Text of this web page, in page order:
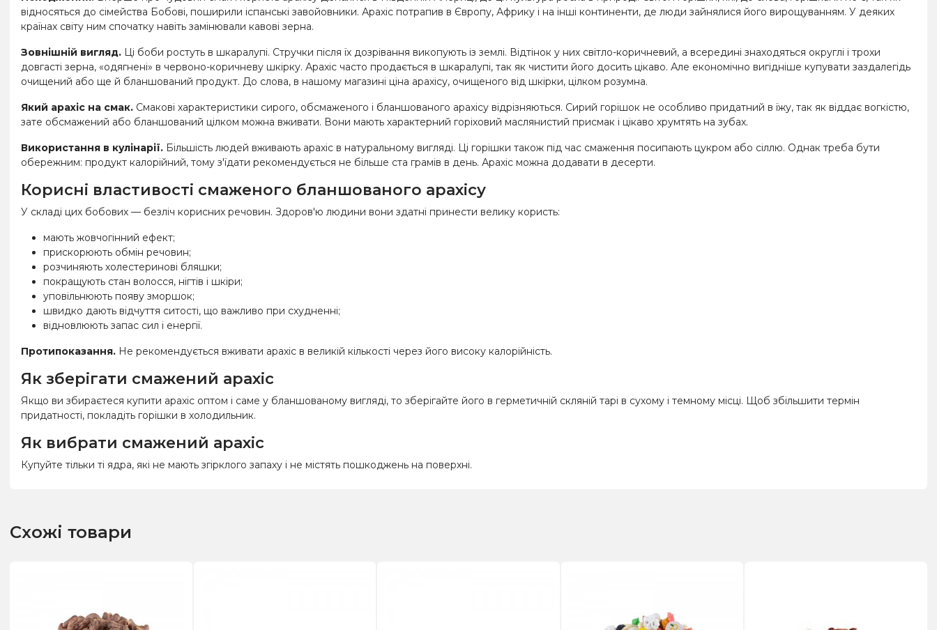
відносяться до сімейства Бобові, поширили іспанські завойовники. Арахіс потрапив в Європу, Африку і на інші континенти, де люди зайнялися його вирощуванням. У деяких
країнах світу ним спочатку навіть замінювали кавові зерна.
Зовнішній вигляд. Ці боби ростуть в шкаралупі. Стручки після їх дозрівання викопують із землі. Відтінок у них світло-коричневий, а всередині знаходяться округлі і трохи
довгасті зерна, «одягнені» в червоно-коричневу шкірку. Арахіс часто продається в шкаралупі, так як чистити його досить цікаво. Але економічно вигідніше купувати заздалегідь
очищений або ще й бланшований продукт. До слова, в нашому магазині ціна арахісу, очищеного від шкірки, цілком розумна.
Який арахіс на смак. Смакові характеристики сирого, обсмаженого і бланшованого арахісу відрізняються. Сирий горішок не особливо придатний в їжу, так як віддає вогкістю,
зате обсмажений або бланшований цілком можна вживати. Вони мають характерний горіховий маслянистий присмак і цікаво хрумтять на зубах.
Використання в кулінарії. Більшість людей вживають арахіс в натуральному вигляді. Ці горішки також під час смаження посипають цукром або сіллю. Однак треба бути
обережним: продукт калорійний, тому з'їдати рекомендується не більше ста грамів в день. Арахіс можна додавати в десерти.
Корисні властивості смаженого бланшованого арахісу
У складі цих бобових — безліч корисних речовин. Здоров'ю людини вони здатні принести велику користь:
мають жовчогінний ефект;
прискорюють обмін речовин;
розчиняють холестеринові бляшки;
покращують стан волосся, нігтів і шкіри;
уповільнюють появу зморшок;
швидко дають відчуття ситості, що важливо при схудненні;
відновлюють запас сил і енергії.
Протипоказання. Не рекомендується вживати арахіс в великій кількості через його високу калорійність.
Як зберігати смажений арахіс
Якщо ви збираєтеся купити арахіс оптом і саме у бланшованому вигляді, то зберігайте його в герметичній скляній тарі в сухому і темному місці. Щоб збільшити термін
придатності, покладіть горішки в холодильник.
Як вибрати смажений арахіс
Купуйте тільки ті ядра, які не мають згірклого запаху і не містять пошкоджень на поверхні.
Схожі товари